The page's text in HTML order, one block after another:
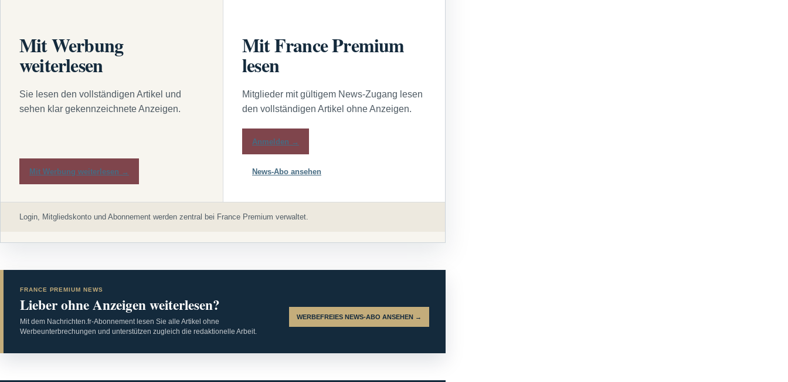
Mit Werbung
weiterlesen
Sie lesen den vollständigen Artikel und
sehen klar gekennzeichnete Anzeigen.
Mit Werbung weiterlesen →
Mit France Premium
lesen
Mitglieder mit gültigem News-Zugang lesen
den vollständigen Artikel ohne Anzeigen.
Anmelden →
News-Abo ansehen
Login, Mitgliedskonto und Abonnement werden zentral bei France Premium verwaltet.
FRANCE PREMIUM NEWS
Lieber ohne Anzeigen weiterlesen?
Mit dem Nachrichten.fr-Abonnement lesen Sie alle Artikel ohne
Werbeunterbrechungen und unterstützen zugleich die redaktionelle Arbeit.
WERBEFREIES NEWS-ABO ANSEHEN →